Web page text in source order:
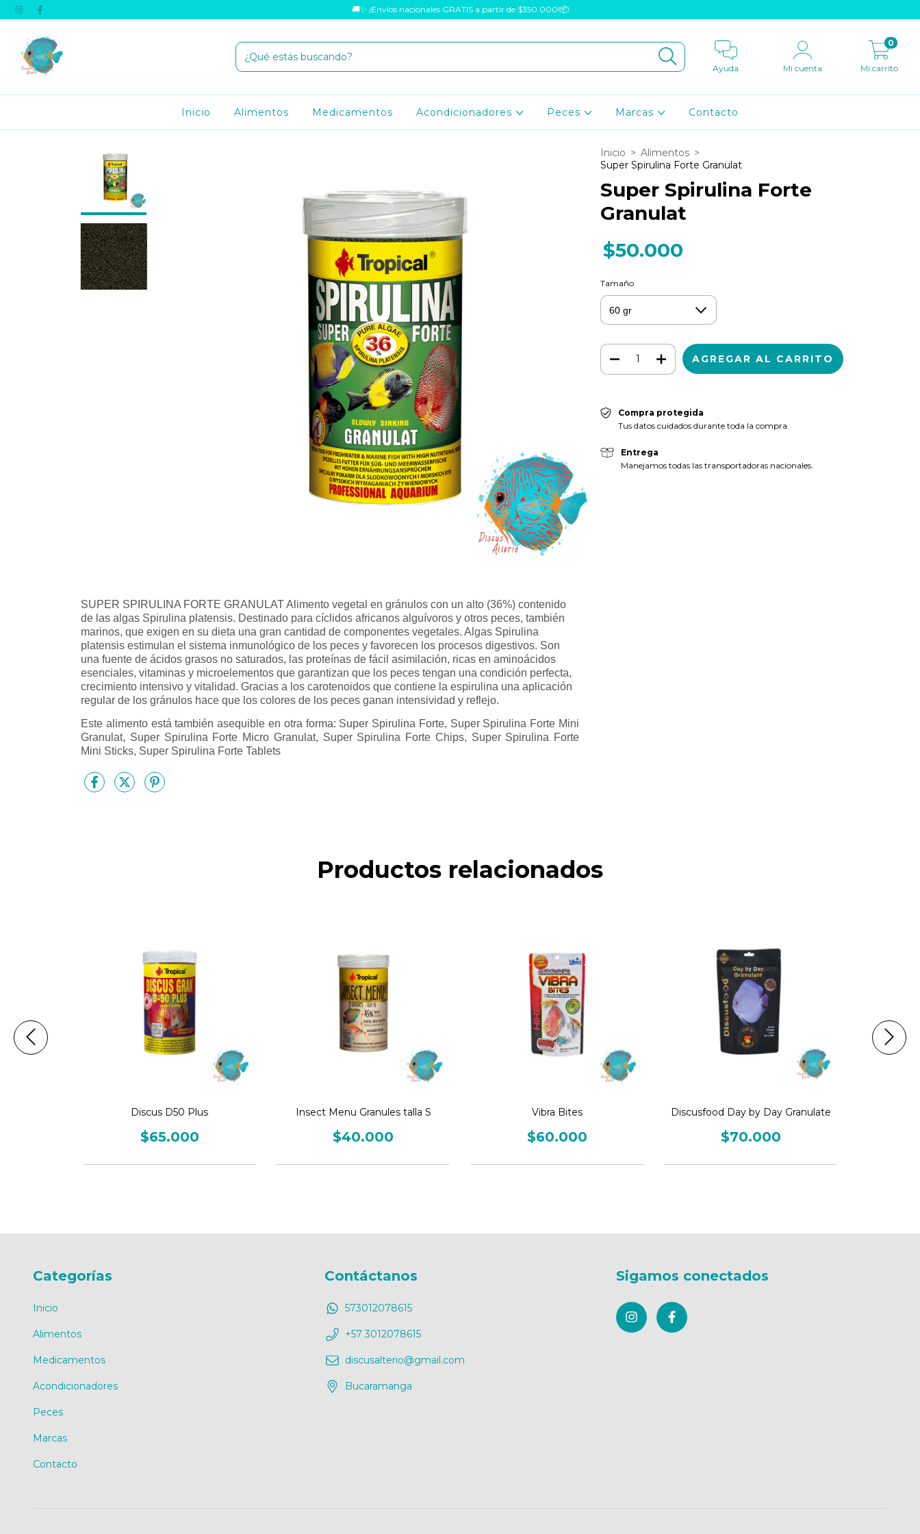
🚚✨ ¡Envíos nacionales GRATIS a partir de $350.000!📦
Ayuda Mi cuenta Mi carrito
0
Inicio Alimentos Medicamentos Acondicionadores Peces Marcas Contacto
SUPER SPIRULINA FORTE GRANULAT Alimento vegetal en gránulos con un alto (36%) contenido
de las algas Spirulina platensis. Destinado para cíclidos africanos alguívoros y otros peces, también
marinos, que exigen en su dieta una gran cantidad de componentes vegetales. Algas Spirulina
platensis estimulan el sistema inmunológico de los peces y favorecen los procesos digestivos. Son
una fuente de ácidos grasos no saturados, las proteínas de fácil asimilación, ricas en aminoácidos
esenciales, vitaminas y microelementos que garantizan que los peces tengan una condición perfecta,
crecimiento intensivo y vitalidad. Gracias a los carotenoidos que contiene la espirulina una aplicación
regular de los gránulos hace que los colores de los peces ganan intensividad y reflejo.
Este alimento está también asequible en otra forma: Super Spirulina Forte, Super Spirulina Forte Mini
Granulat, Super Spirulina Forte Micro Granulat, Super Spirulina Forte Chips, Super Spirulina Forte
Mini Sticks, Super Spirulina Forte Tablets
Inicio > Alimentos >
Super Spirulina Forte Granulat
Super Spirulina Forte
Granulat
$50.000
Tamaño
Compra protegida
Tus datos cuidados durante toda la compra.
Entrega
Manejamos todas las transportadoras nacionales.
Productos relacionados
Discus D50 Plus
$65.000
Insect Menu Granules talla S
$40.000
Vibra Bites
$60.000
Discusfood Day by Day Granulate
$70.000
Categorías
Inicio
Alimentos
Medicamentos
Acondicionadores
Peces
Marcas
Contacto
Contáctanos
573012078615
+57 3012078615
discusalterio@gmail.com
Bucaramanga
Sigamos conectados